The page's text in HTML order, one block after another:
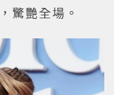
驚艷全場。